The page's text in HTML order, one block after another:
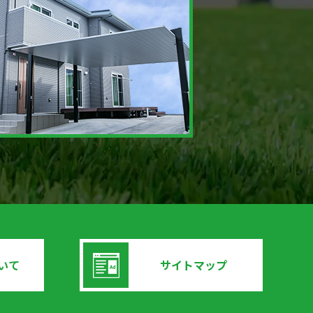
て サイトマップ